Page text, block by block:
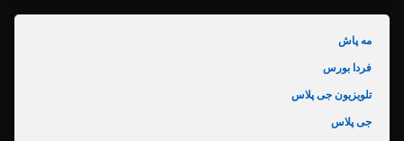
مه پاش
فردا بورس
تلویزیون جی پلاس
جی پلاس